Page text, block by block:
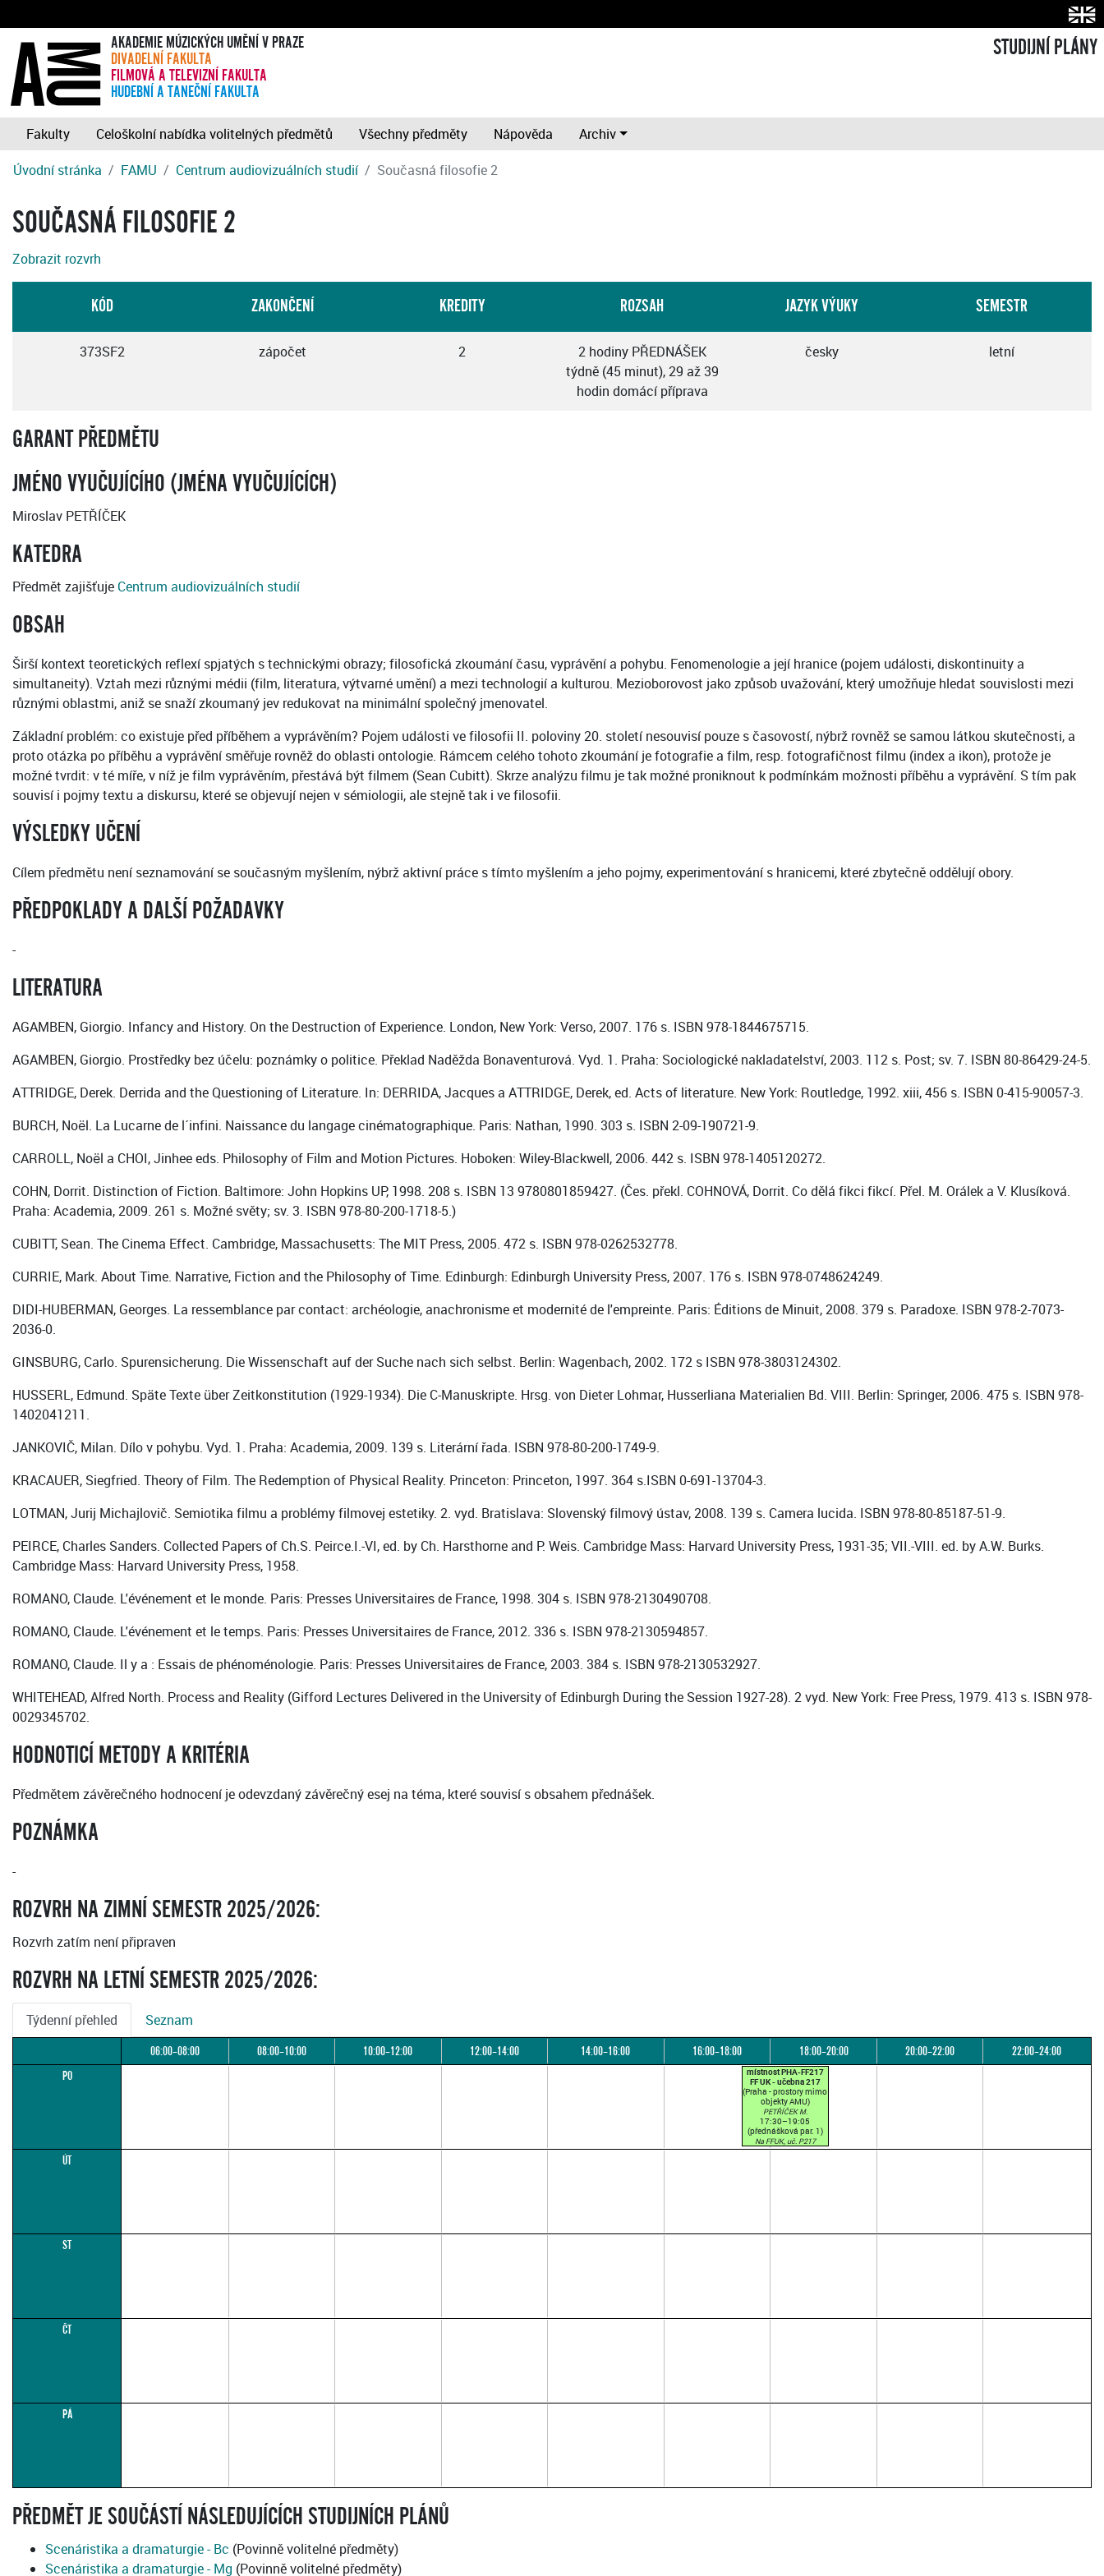
AKADEMIE MÚZICKÝCH UMĚNÍ V PRAZE
DIVADELNÍ FAKULTA
FILMOVÁ A TELEVIZNÍ FAKULTA
HUDEBNÍ A TANEČNÍ FAKULTA
STUDIJNÍ PLÁNY
Fakulty Celoškolní nabídka volitelných předmětů Všechny předměty Nápověda
Archiv
Úvodní stránka
FAMU Centrum audiovizuálních studií Současná filosofie 2
SOUČASNÁ FILOSOFIE 2
Zobrazit rozvrh
KÓD ZAKONČENÍ KREDITY ROZSAH JAZYK VÝUKY SEMESTR
373SF2 zápočet 2
2 hodiny PŘEDNÁŠEK
týdně (45 minut), 29 až 39
hodin domácí příprava
česky letní
GARANT PŘEDMĚTU
JMÉNO VYUČUJÍCÍHO (JMÉNA VYUČUJÍCÍCH)
Miroslav PETŘÍČEK
KATEDRA
Předmět zajišťuje Centrum audiovizuálních studií
OBSAH
Širší kontext teoretických reflexí spjatých s technickými obrazy; filosofická zkoumání času, vyprávění a pohybu. Fenomenologie a její hranice (pojem události, diskontinuity a
simultaneity). Vztah mezi různými médii (film, literatura, výtvarné umění) a mezi technologií a kulturou. Mezioborovost jako způsob uvažování, který umožňuje hledat souvislosti mezi
různými oblastmi, aniž se snaží zkoumaný jev redukovat na minimální společný jmenovatel.
Základní problém: co existuje před příběhem a vyprávěním? Pojem události ve filosofii II. poloviny 20. století nesouvisí pouze s časovostí, nýbrž rovněž se samou látkou skutečnosti, a
proto otázka po příběhu a vyprávění směřuje rovněž do oblasti ontologie. Rámcem celého tohoto zkoumání je fotografie a film, resp. fotografičnost filmu (index a ikon), protože je
možné tvrdit: v té míře, v níž je film vyprávěním, přestává být filmem (Sean Cubitt). Skrze analýzu filmu je tak možné proniknout k podmínkám možnosti příběhu a vyprávění. S tím pak
souvisí i pojmy textu a diskursu, které se objevují nejen v sémiologii, ale stejně tak i ve filosofii.
VÝSLEDKY UČENÍ
Cílem předmětu není seznamování se současným myšlením, nýbrž aktivní práce s tímto myšlením a jeho pojmy, experimentování s hranicemi, které zbytečně oddělují obory.
PŘEDPOKLADY A DALŠÍ POŽADAVKY
-
LITERATURA
AGAMBEN, Giorgio. Infancy and History. On the Destruction of Experience. London, New York: Verso, 2007. 176 s. ISBN 978-1844675715.
AGAMBEN, Giorgio. Prostředky bez účelu: poznámky o politice. Překlad Naděžda Bonaventurová. Vyd. 1. Praha: Sociologické nakladatelství, 2003. 112 s. Post; sv. 7. ISBN 80-86429-24-5.
ATTRIDGE, Derek. Derrida and the Questioning of Literature. In: DERRIDA, Jacques a ATTRIDGE, Derek, ed. Acts of literature. New York: Routledge, 1992. xiii, 456 s. ISBN 0-415-90057-3.
BURCH, Noël. La Lucarne de l´infini. Naissance du langage cinématographique. Paris: Nathan, 1990. 303 s. ISBN 2-09-190721-9.
CARROLL, Noël a CHOI, Jinhee eds. Philosophy of Film and Motion Pictures. Hoboken: Wiley-Blackwell, 2006. 442 s. ISBN 978-1405120272.
COHN, Dorrit. Distinction of Fiction. Baltimore: John Hopkins UP, 1998. 208 s. ISBN 13 9780801859427. (Čes. překl. COHNOVÁ, Dorrit. Co dělá fikci fikcí. Přel. M. Orálek a V. Klusíková.
Praha: Academia, 2009. 261 s. Možné světy; sv. 3. ISBN 978-80-200-1718-5.)
CUBITT, Sean. The Cinema Effect. Cambridge, Massachusetts: The MIT Press, 2005. 472 s. ISBN 978-0262532778.
CURRIE, Mark. About Time. Narrative, Fiction and the Philosophy of Time. Edinburgh: Edinburgh University Press, 2007. 176 s. ISBN 978-0748624249.
DIDI-HUBERMAN, Georges. La ressemblance par contact: archéologie, anachronisme et modernité de l'empreinte. Paris: Éditions de Minuit, 2008. 379 s. Paradoxe. ISBN 978-2-7073-
2036-0.
GINSBURG, Carlo. Spurensicherung. Die Wissenschaft auf der Suche nach sich selbst. Berlin: Wagenbach, 2002. 172 s ISBN 978-3803124302.
HUSSERL, Edmund. Späte Texte über Zeitkonstitution (1929-1934). Die C-Manuskripte. Hrsg. von Dieter Lohmar, Husserliana Materialien Bd. VIII. Berlin: Springer, 2006. 475 s. ISBN 978-
1402041211.
JANKOVIČ, Milan. Dílo v pohybu. Vyd. 1. Praha: Academia, 2009. 139 s. Literární řada. ISBN 978-80-200-1749-9.
KRACAUER, Siegfried. Theory of Film. The Redemption of Physical Reality. Princeton: Princeton, 1997. 364 s.ISBN 0-691-13704-3.
LOTMAN, Jurij Michajlovič. Semiotika filmu a problémy filmovej estetiky. 2. vyd. Bratislava: Slovenský filmový ústav, 2008. 139 s. Camera lucida. ISBN 978-80-85187-51-9.
PEIRCE, Charles Sanders. Collected Papers of Ch.S. Peirce.I.-VI, ed. by Ch. Harsthorne and P. Weis. Cambridge Mass: Harvard University Press, 1931-35; VII.-VIII. ed. by A.W. Burks.
Cambridge Mass: Harvard University Press, 1958.
ROMANO, Claude. L'événement et le monde. Paris: Presses Universitaires de France, 1998. 304 s. ISBN 978-2130490708.
ROMANO, Claude. L'événement et le temps. Paris: Presses Universitaires de France, 2012. 336 s. ISBN 978-2130594857.
ROMANO, Claude. Il y a : Essais de phénoménologie. Paris: Presses Universitaires de France, 2003. 384 s. ISBN 978-2130532927.
WHITEHEAD, Alfred North. Process and Reality (Gifford Lectures Delivered in the University of Edinburgh During the Session 1927-28). 2 vyd. New York: Free Press, 1979. 413 s. ISBN 978-
0029345702.
HODNOTICÍ METODY A KRITÉRIA
Předmětem závěrečného hodnocení je odevzdaný závěrečný esej na téma, které souvisí s obsahem přednášek.
POZNÁMKA
-
ROZVRH NA ZIMNÍ SEMESTR 2025/2026:
Rozvrh zatím není připraven
ROZVRH NA LETNÍ SEMESTR 2025/2026:
Týdenní přehled Seznam
06:00–08:00 08:00–10:00 10:00–12:00 12:00–14:00 14:00–16:00 16:00–18:00 18:00–20:00 20:00–22:00
22:00–24:00
PO
místnost PHA-FF217
FF UK - učebna 217
(Praha - prostory mimo
objekty AMU)
PETŘÍČEK M.
17:30–19:05
(přednášková par. 1)
Na FFUK, uč. P217
ÚT
ST
ČT
PÁ
PŘEDMĚT JE SOUČÁSTÍ NÁSLEDUJÍCÍCH STUDIJNÍCH PLÁNŮ
Scenáristika a dramaturgie - Bc (Povinně volitelné předměty)
Scenáristika a dramaturgie - Mg (Povinně volitelné předměty)